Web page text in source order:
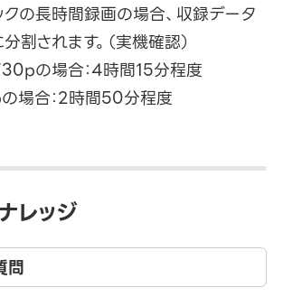
の長時間録画の場合、収録データ
割されます。（実機確認）
の場合：4時間15分程度
合：2時間50分程度
レッジ
問